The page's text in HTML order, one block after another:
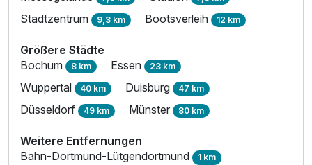
Stadtzentrum 9,3 km Bootsverleih 12 km
Größere Städte
Bochum 8 km Essen 23 km
Wuppertal 40 km Duisburg 47 km
Düsseldorf 49 km Münster 80 km
Weitere Entfernungen
Bahn-Dortmund-Lütgendortmund 1 km